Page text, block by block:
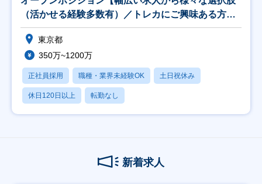
（活かせる経験多数有）／トレカにご興味ある方大
歓迎】
東京都
350万~1200万
正社員採用 職種・業界未経験OK 土日祝休み
休日120日以上 転勤なし
新着求人